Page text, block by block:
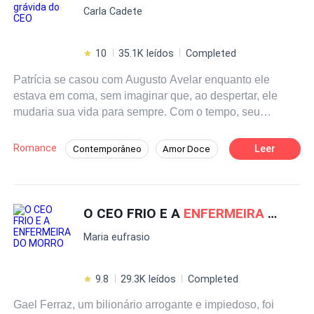
avassalador que ela desperta. Entre as noites de sexo
prazo de validade pode acabar, mas o sentimento que
Relacionamento Secreto
Carla Cadete
10 35.1K leídos Completed
Patrícia se casou com Augusto Avelar enquanto ele
estava em coma, sem imaginar que, ao despertar, ele
mudaria sua vida para sempre. Com o tempo, seu
enigmático, mas o passado não pretende deixá-los em
paz. Estela, a ex determinada a tê-lo de volta, fará de
precisarão lutar para descobrir se seu casamento tem um
futuro ou se está condenado desde o início.
Romance Contemporâneo Amor Doce Leer
O CEO FRIO E A ENFERMEIRA
Maria eufrasio
9.8 29.3K leídos Completed
Gael Ferraz, um bilionário arrogante e impiedoso, foi